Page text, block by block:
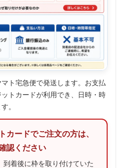
マト宅急便で発送します。お支払
トカードが利用でき、日時・時
。
カードでご注文の方は、
認ください
着後に枠を取り付けていた